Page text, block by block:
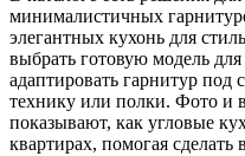
минималистичных
элегантных кухонь для
выбрать готовую модель
адаптировать гарнитур под
технику или полки. Фото и
показывают, как угловые
квартирах, помогая сделать